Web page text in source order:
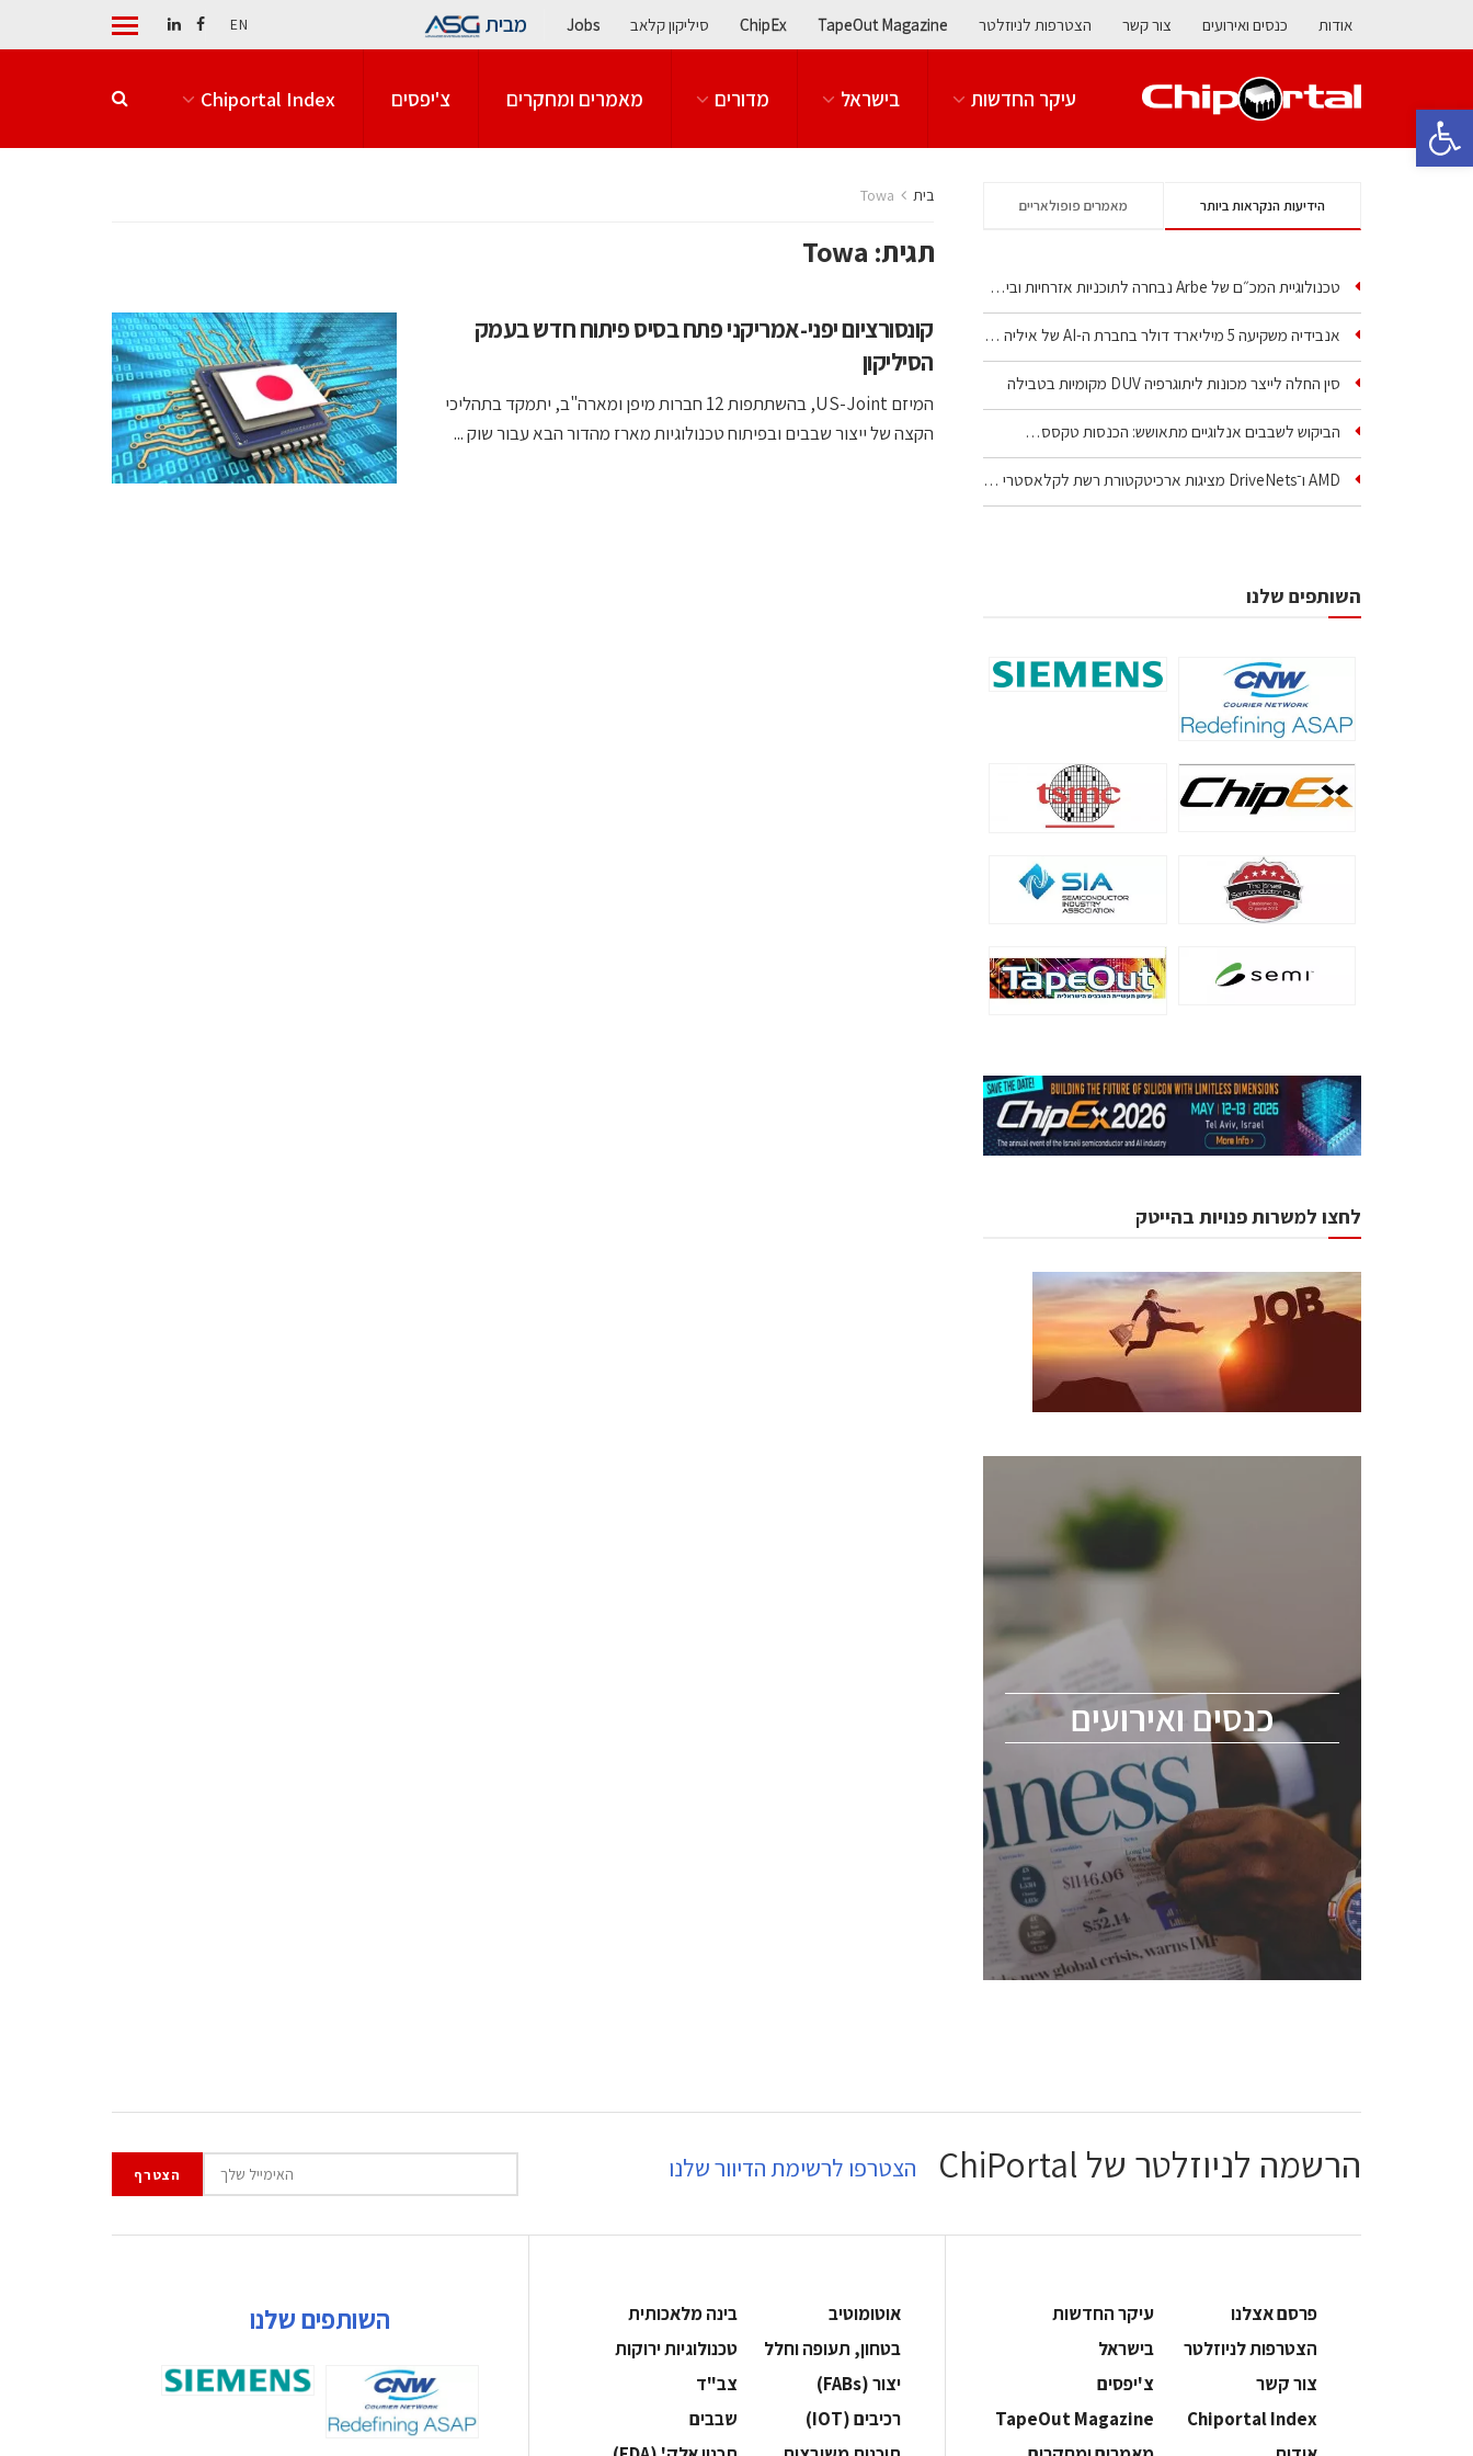
פתח סרגל נגישות
אודות כנסים ואירועים צור קשר הצטרפות לניוזלטר TapeOut Magazine
ChipEx סיליקון קלאב Jobs מבית EN
עיקר החדשות בישראל מדורים מאמרים ומחקרים צ'יפסים Chiportal Index
בית Towa
תגית: Towa
קונסורציום יפני-אמריקני פתח בסיס פיתוח חדש בעמק
הסיליקון
המיזם US-Joint, בהשתתפות 12 חברות מיפן ומארה"ב, יתמקד בתהליכי
הקצה של ייצור שבבים ובפיתוח טכנולוגיות מארז מהדור הבא עבור שוק ...
הידיעות הנקראות ביותר מאמרים פופולאריים
טכנולוגיית המכ״ם של Arbe נבחרה לתוכניות אזרחיות וביטחוניות
אנבידיה משקיעה 5 מיליארד דולר בחברת ה-AI של איליה סוצקבר
סין החלה לייצר מכונות ליתוגרפיה DUV מקומיות בטבילה
הביקוש לשבבים אנלוגיים מתאושש: הכנסות טקסס…
AMD ו־DriveNets מציגות ארכיטקטורת רשת לקלאסטרי AI…
השותפים שלנו
לחצו למשרות פנויות בהייטק
כנסים ואירועים
כנסים ואירועים
הסמיקונדקטור כולל מהנדסים, מומחים מקצועיים
ChipEx2026 will be held on May 12-13,
2026. The conference is intended for
everyone involved in the semiconductor
industry, including engineers, professional
experts, and senior executives.
לחץ לפרטים
הרשמה לניוזלטר של ChiPortal הצטרפו לרשימת הדיוור שלנו
פרסם אצלנו
עיקר החדשות
הצטרפות לניוזלטר
בישראל
צור קשר
צ'יפסים
Chiportal Index
TapeOut Magazine
אוטומוטיב
בינה מלאכותית
בטחון, תעופה וחלל
‫טכנולוגיות ירוקות‬
‫יצור (‪(FABs‬‬
‫צב"ד‬
‫רכיבים‬ (IOT)
‫שבבים‬
השותפים שלנו